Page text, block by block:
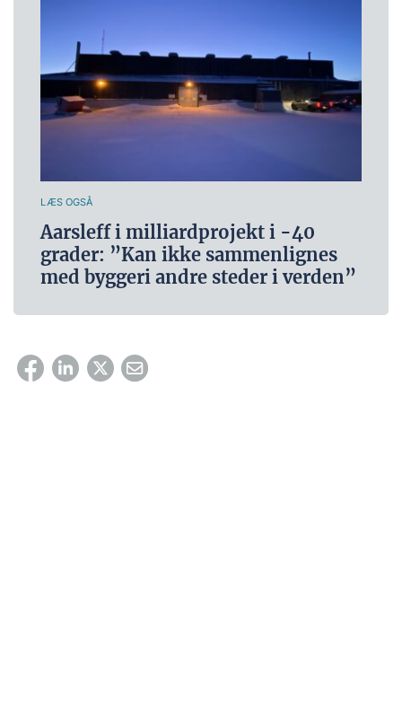
LÆS OGSÅ
Aarsleff i milliardprojekt i -40
grader: ”Kan ikke sammenlignes
med byggeri andre steder i verden”